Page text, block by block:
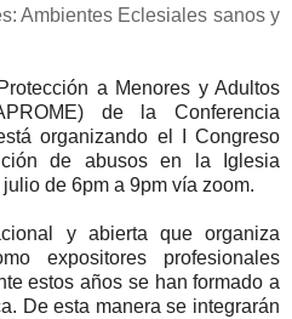
Ambientes Eclesiales sanos y
a Menores y Adultos
de la Conferencia
organizando el I Congreso
de abusos en la Iglesia
de 6pm a 9pm vía zoom.
y abierta que organiza
expositores profesionales
estos años se han formado a
De esta manera se integrarán